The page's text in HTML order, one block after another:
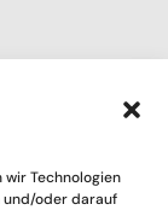
Technologien
und/oder darauf